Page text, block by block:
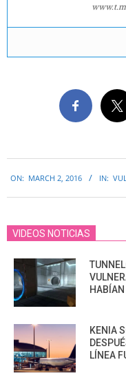
03-
02
ON: MARCH 2, 2016 IN:
VIDEOS NOTICIAS
KENIA
LÍNEA